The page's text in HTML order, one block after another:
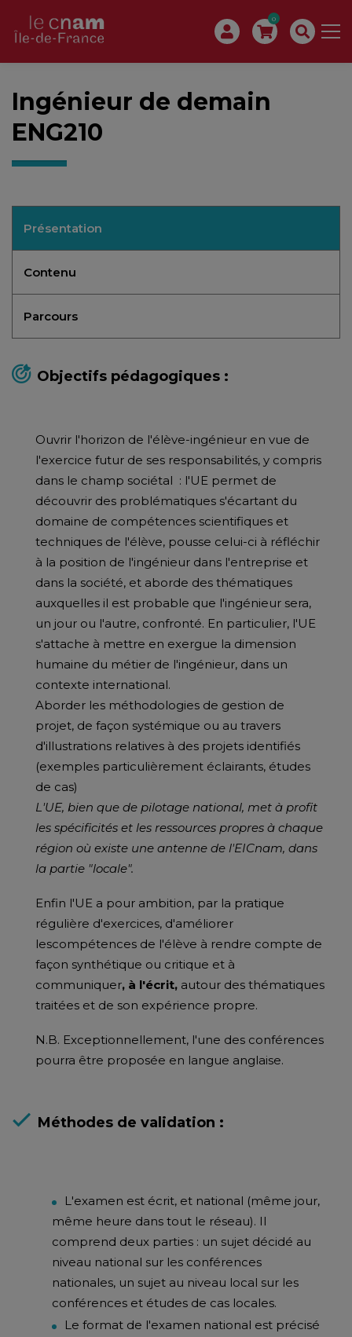
0
Ingénieur de demain
ENG210
Présentation
Contenu
Parcours
Objectifs pédagogiques :
Ouvrir l'horizon de l'élève-ingénieur en vue de
l'exercice futur de ses responsabilités, y compris
dans le champ sociétal : l'UE permet de
découvrir des problématiques s'écartant du
domaine de compétences scientifiques et
techniques de l'élève, pousse celui-ci à réfléchir
à la position de l'ingénieur dans l'entreprise et
dans la société, et aborde des thématiques
auxquelles il est probable que l'ingénieur sera,
un jour ou l'autre, confronté. En particulier, l'UE
s'attache à mettre en exergue la dimension
humaine du métier de l'ingénieur, dans un
contexte international.
Aborder les méthodologies de gestion de
projet, de façon systémique ou au travers
d'illustrations relatives à des projets identifiés
(exemples particulièrement éclairants, études
de cas)
L'UE, bien que de pilotage national, met à profit
les spécificités et les ressources propres à chaque
région où existe une antenne de l'EICnam, dans
la partie "locale".
Enfin l'UE a pour ambition, par la pratique
régulière d'exercices, d'améliorer
lescompétences de l'élève à rendre compte de
façon synthétique ou critique et à
communiquer, à l'écrit, autour des thématiques
traitées et de son expérience propre.
N.B. Exceptionnellement, l'une des conférences
pourra être proposée en langue anglaise.
Méthodes de validation :
L'examen est écrit, et national (même jour,
même heure dans tout le réseau). Il
comprend deux parties : un sujet décidé au
niveau national sur les conférences
nationales, un sujet au niveau local sur les
conférences et études de cas locales.
Le format de l'examen national est précisé